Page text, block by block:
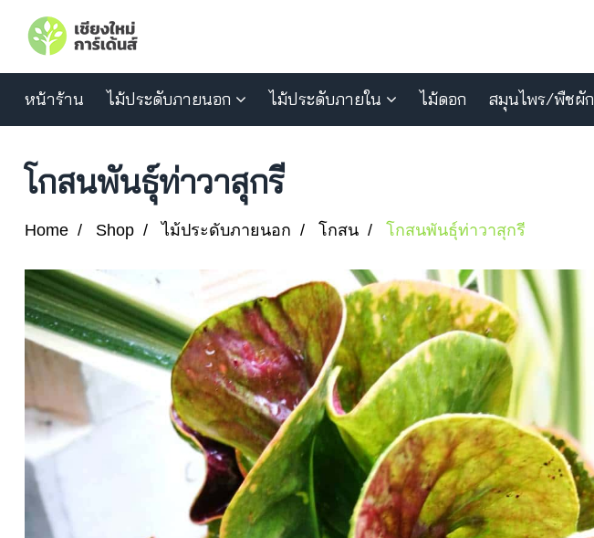
หน้าร้าน ไม้ประดับภายนอก ไม้ประดับภายใน ไม้ดอก สมุนไพร/พืชผัก
โกสนพันธุ์ท่าวาสุกรี
Home Shop ไม้ประดับภายนอก โกสน โกสนพันธุ์ท่าวาสุกรี